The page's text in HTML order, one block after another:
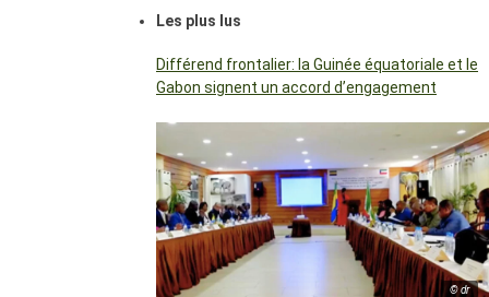
Les plus lus
Différend frontalier: la Guinée équatoriale et le
Gabon signent un accord d’engagement
© dr